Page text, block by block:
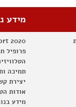
מידע
2020
פרופיל
תמיכה
יצירת
אודות
מידע